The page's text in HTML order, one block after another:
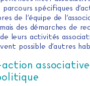
spécifiques
de l’équipe de
des démarches de
leurs activités
possible d’autres
associative